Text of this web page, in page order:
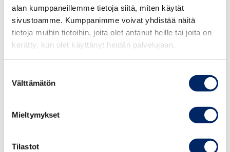
alan kumppaneillemme tietoja siitä, miten käytät
sivustoamme. Kumppanimme voivat yhdistää näitä
tietoja muihin tietoihin, joita olet antanut heille tai joita on
kerätty, kun olet käyttänyt heidän palvelujaan.
valinta
Välttämätön
Mieltymykset
Tilastot
LISÄKSI
Kotitalousvähennyksen laajentaminen ja
Työ- ja koulutusperusteisen maahanmuuton
merkittävä lisääminen: yhteensä vähintään + 14